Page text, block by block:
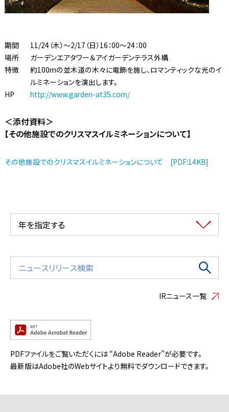
期間
11/24（木）〜2/17（日）16：00〜24：00
場所
ガーデンエアタワー＆アイガーデンテラス外構
特徴
約100mの並木道の木々に電飾を施し、ロマンティックな光のイ
ルミネーションを演出します。
HP
http://www.garden-at35.com/
＜添付資料＞
【その他施設でのクリスマスイルミネーションについて】
その他施設でのクリスマスイルミネーションについて [PDF:14KB]
年を指定する
IRニュース一覧
PDFファイルをご覧いただくには “Adobe Reader”が必要です。
最新版はAdobe社のWebサイトより無料でダウンロードできます。